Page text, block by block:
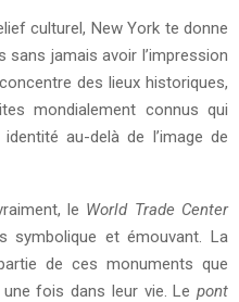
culturel, New York te donne
sans jamais avoir l’impression
des lieux historiques,
mondialement connus qui
au-delà de l’image de
le World Trade Center
et émouvant. La
de ces monuments que
fois dans leur vie. Le pont